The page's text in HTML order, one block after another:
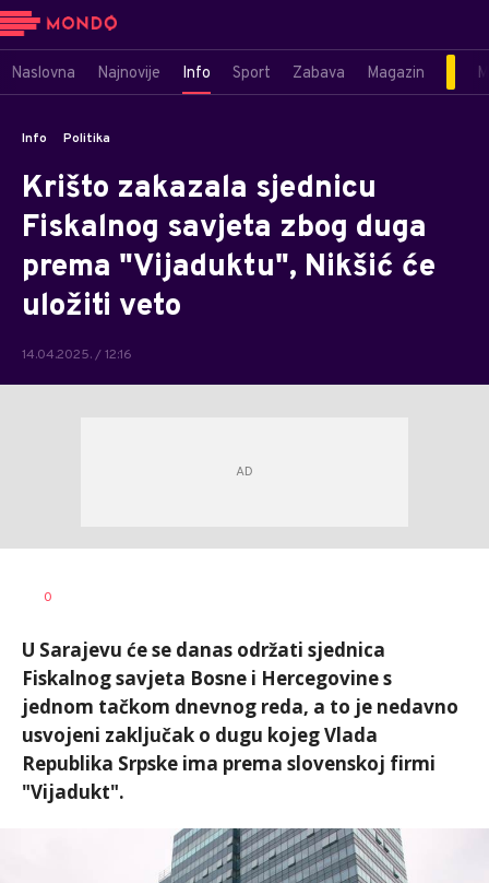
Naslovna Najnovije Info Sport Zabava Magazin
Info Politika
Krišto zakazala sjednicu
Fiskalnog savjeta zbog duga
prema "Vijaduktu", Nikšić će
uložiti veto
14.04.2025. / 12:16
AUTOR
0
U Sarajevu će se danas održati sjednica
Fiskalnog savjeta Bosne i Hercegovine s
jednom tačkom dnevnog reda, a to je nedavno
usvojeni zaključak o dugu kojeg Vlada
Republika Srpske ima prema slovenskoj firmi
"Vijadukt".